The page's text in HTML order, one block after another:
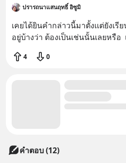
ปรารถนาแสนฤทธิ์ อิซูมิ
เคยได้ยินคำกล่าวนี้มาตั้งเเต่ยังเรี
อยู่บ้างว่า ต้องเป็นเช่นนั้นเลยหรือ
4 0
คำตอบ (12)